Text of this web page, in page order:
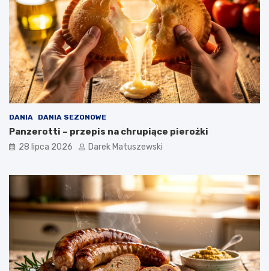
DANIA DANIA SEZONOWE
Panzerotti – przepis na chrupiące pierożki
28 lipca 2026 Darek Matuszewski